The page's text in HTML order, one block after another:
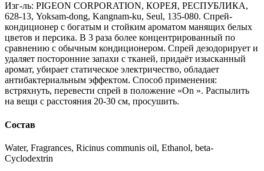
Изг-ль: PIGEON CORPORATION, КОРЕЯ, РЕСПУБЛИКА,
628-13, Yoksam-dong, Kangnam-ku, Seul, 135-080. Спрей-
кондиционер с богатым и стойким ароматом манящих белых
цветов и персика. В 3 раза более концентрированный по
сравнению с обычным кондиционером. Спрей дезодорирует и
удаляет посторонние запахи с тканей, придаёт изысканный
аромат, убирает статическое электричество, обладает
антибактериальным эффектом. Способ применения:
встряхнуть, перевести спрей в положение «On ». Распылить
на вещи с расстояния 20-30 см, просушить.
Состав
Water, Fragrances, Ricinus communis oil, Ethanol, beta-
Cyclodextrin